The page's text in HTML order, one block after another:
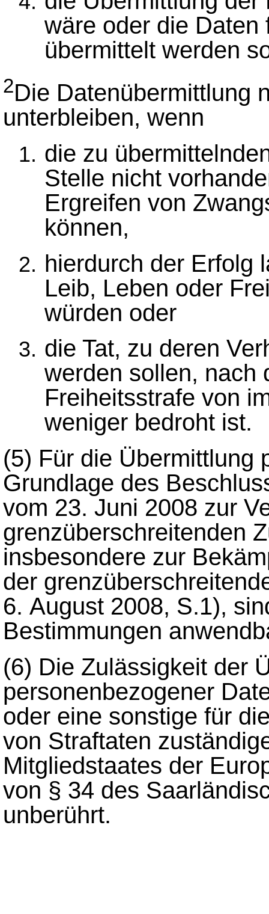
wäre oder die
übermittelt werden
2Die Datenübermittlung
unterbleiben, wenn
die zu
Stelle nicht
Ergreifen von
können,
hierdurch der Erfolg
Leib, Leben oder
würden oder
die Tat, zu deren
werden sollen, nach
Freiheitsstrafe von
weniger bedroht ist.
(5) Für die Übermittlung
Grundlage des
vom 23. Juni 2008 zur
grenzüberschreitenden
insbesondere zur
der
6. August 2008, S.1),
Bestimmungen
(6) Die Zulässigkeit der
personenbezogener
oder eine sonstige für
von Straftaten
Mitgliedstaates der
von § 34 des
unberührt.